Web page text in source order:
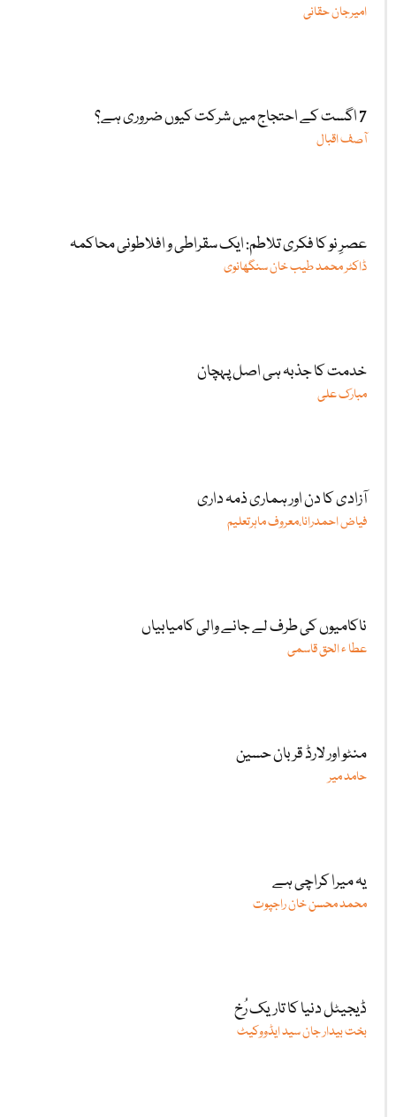
امیرجان حقانی
7 اگست کے احتجاج میں شرکت کیوں ضروری ہے؟
آصف اقبال
عصرِ نو کا فکری تلاطم: ایک سقراطی و افلاطونی محاکمہ
ڈاکٹر محمد طیب خان سنگھانوی
خدمت کا جذبہ ہی اصل پہچان
مبارک علی
آزادی کا دن اور ہماری ذمہ داری
فیاض احمدرانا،معروف ماہرتعلیم
ناکامیوں کی طرف لے جانے والی کامیابیاں
عطا ء الحق قاسمی
منٹو اور لارڈ قربان حسین
حامد میر
یہ میرا کراچی ہے
محمد محسن خان راجپوت
ڈیجیٹل دنیا کا تاریک رُخ
بخت بیدار جان سید ایڈووکیٹ